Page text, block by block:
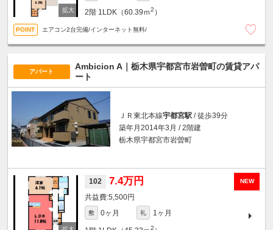
2階 1LDK（60.39ｍ2 ）
エアコン2台完備/インターネット無料/
アパート
Ambicion A｜栃木県宇都宮市岩曽町の賃貸アパ
ート
ＪＲ東北本線宇都宮駅 / 徒歩39分
築年月2014年3月 / 2階建
栃木県宇都宮市岩曽町
NEW
102 7.4万円
5,500円
敷 0ヶ月 礼 1ヶ月
2